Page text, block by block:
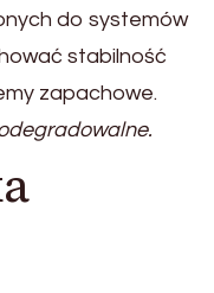
do systemów
stabilność
zapachowe.